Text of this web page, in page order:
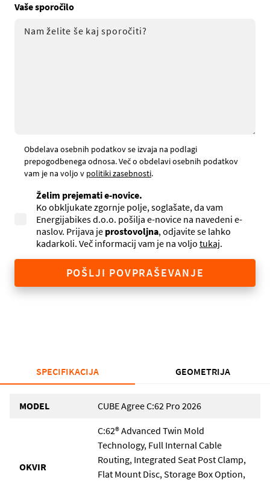
Vaše sporočilo
Obdelava osebnih podatkov se izvaja na podlagi
prepogodbenega odnosa. Več o obdelavi osebnih podatkov
vam je na voljo v politiki zasebnosti.
Želim prejemati e-novice.
Ko obkljukate zgornje polje, soglašate, da vam
Energijabikes d.o.o. pošilja e-novice na navedeni e-
naslov. Prijava je prostovoljna, odjavite se lahko
kadarkoli. Več informacij vam je na voljo tukaj.
POŠLJI POVPRAŠEVANJE
SPECIFIKACIJA GEOMETRIJA
MODEL CUBE Agree C:62 Pro 2026
OKVIR
C:62® Advanced Twin Mold
Technology, Full Internal Cable
Routing, Integrated Seat Post Clamp,
Flat Mount Disc, Storage Box Option,